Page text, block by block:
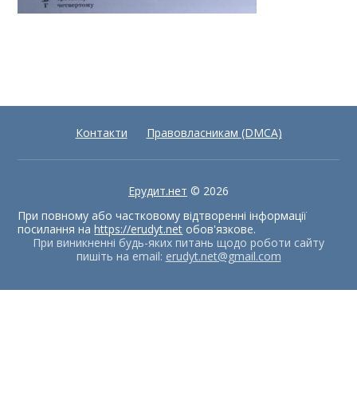
Контакти Правовласникам (DMCA)
Ерудит.нет © 2026
При повному або частковому відтворенні інформації
посилання наhttps://erudyt.net обов'язкове.
При виникненні будь-яких питань щодо роботи сайту
пишіть на email: erudyt.net@gmail.com